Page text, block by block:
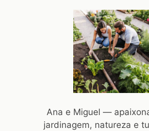
Ana e Miguel —
jardinagem, natureza e